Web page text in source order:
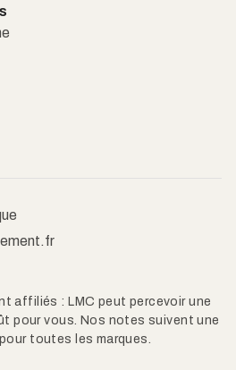
affiliés : LMC peut percevoir une
pour vous. Nos notes suivent une
toutes les marques.